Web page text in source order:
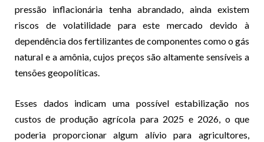
pressão inflacionária tenha abrandado, ainda existem
riscos de volatilidade para este mercado devido à
dependência dos fertilizantes de componentes como o gás
natural e a amônia, cujos preços são altamente sensíveis a
tensões geopolíticas.
Esses dados indicam uma possível estabilização nos
custos de produção agrícola para 2025 e 2026, o que
poderia proporcionar algum alívio para agricultores,